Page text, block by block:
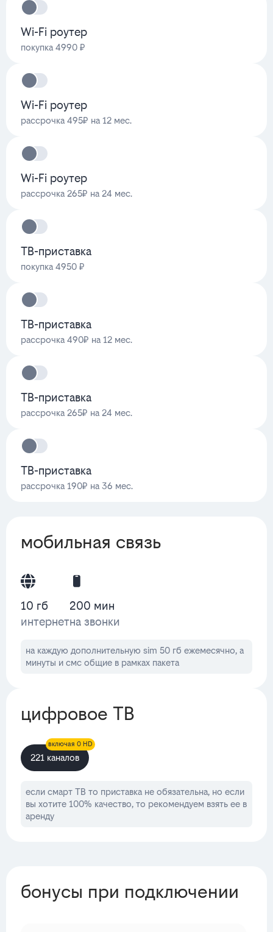
Wi-Fi роутер
покупка 4990 ₽
Wi-Fi роутер
рассрочка 495₽ на 12 мес.
Wi-Fi роутер
рассрочка 265₽ на 24 мес.
ТВ-приставка
покупка 4950 ₽
ТВ-приставка
рассрочка 490₽ на 12 мес.
ТВ-приставка
рассрочка 265₽ на 24 мес.
ТВ-приставка
рассрочка 190₽ на 36 мес.
мобильная связь
10 гб
интернет
200 мин
на звонки
на каждую дополнительную sim 50 гб ежемесячно, а
минуты и смс общие в рамках пакета
цифровое ТВ
221 каналов
включая 0 HD
если смарт ТВ то приставка не обязательна, но если
вы хотите 100% качество, то рекомендуем взять ее в
аренду
бонусы при подключении